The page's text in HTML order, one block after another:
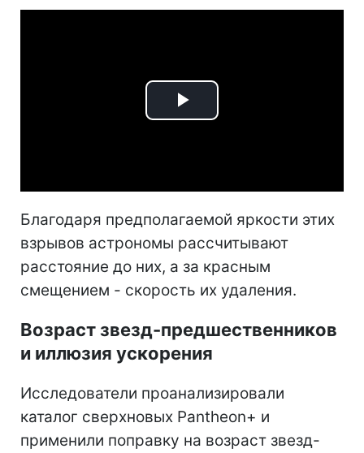
Play
Благодаря предполагаемой яркости этих
взрывов астрономы рассчитывают
расстояние до них, а за красным
смещением - скорость их удаления.
Возраст звезд-предшественников
и иллюзия ускорения
Исследователи проанализировали
каталог сверхновых Pantheon+ и
применили поправку на возраст звезд-